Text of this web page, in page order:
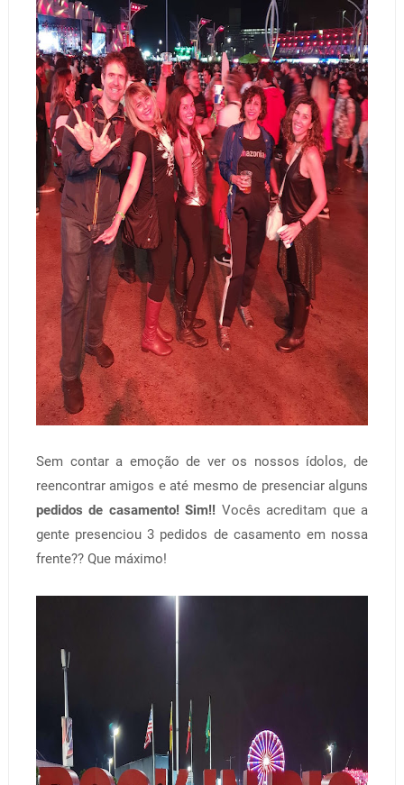
Sem contar a emoção de ver os nossos ídolos, de
reencontrar amigos e até mesmo de presenciar alguns
pedidos de casamento! Sim!! Vocês acreditam que a
gente presenciou 3 pedidos de casamento em nossa
frente?? Que máximo!